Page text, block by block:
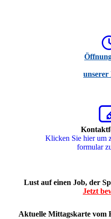
unserer
Klicken Sie hier um
for­mu­lar
Lust auf einen Job, der
Jetzt
Aktuelle Mittagskarte vom